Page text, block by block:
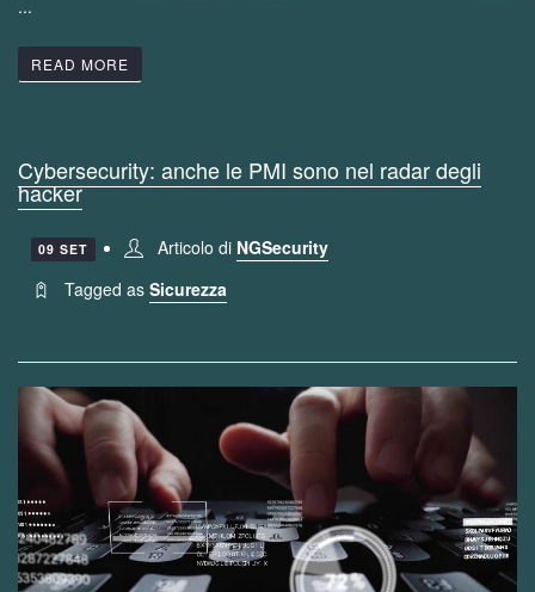
...
READ MORE
Cybersecurity: anche le PMI sono nel radar degli
hacker
09 SET Articolo di NGSecurity
Tagged as Sicurezza